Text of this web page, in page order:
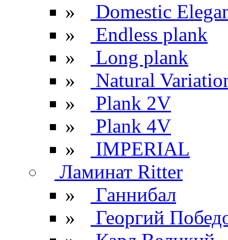
»
Domestic
»
Endless plank
»
Long plank
»
Natural
»
Plank 2V
»
Plank 4V
»
IMPERIAL
Ламинат Ritter
»
Ганнибал
»
Георгий